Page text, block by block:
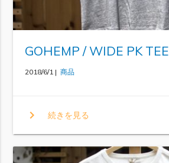
GOHEMP / WIDE PK TEE
2018/6/1 | 商品
chevron_right 続きを見る